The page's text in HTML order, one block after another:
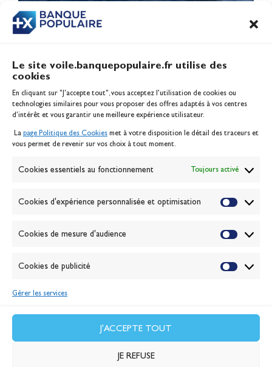
Le site voile.banquepopulaire.fr utilise des
cookies
En cliquant sur "J'accepte tout", vous acceptez l’utilisation de cookies ou
technologies similaires pour vous proposer des offres adaptés à vos centres
d’intérêt et vous garantir une meilleure expérience utilisateur.
La page Politique des Cookies met à votre disposition le détail des traceurs et
vous permet de revenir sur vos choix à tout moment.
Cookies essentiels au fonctionnement Toujours activé
Cookies d'expérience personnalisée et optimisation
Cookies de mesure d'audience
Cookies de publicité
Gérer les services
J'ACCEPTE TOUT
JE REFUSE
Inscription serveur média
Contact
Politique des cookies
Banque de la voile
Passion Voile TV
ABONNEZ-VOUS
J'accepte lapolitique de confidentialité